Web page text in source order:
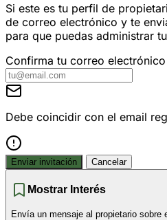
Si este es tu perfil de
de correo electrónico y te
para que puedas administrar
Confirma tu correo electrónico
Debe coincidir con el email
Enviar invitación Cancelar
Mostrar Interés
Envía un mensaje al propietario sobre